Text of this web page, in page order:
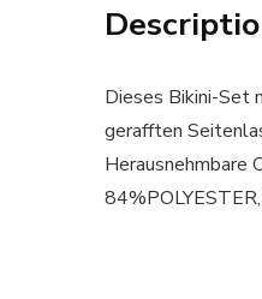
Dieses Bikini-Set
gerafften
Herausnehmbare